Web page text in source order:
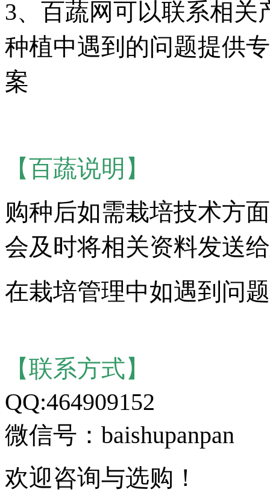
3、百蔬网可以联系相
种植中遇到的问题提供
案
【百蔬说明】
购种后如需栽培技术方
会及时将相关资料发送
在栽培管理中如遇到问
【联系方式】
QQ:464909152
微信号：baishupanpan
欢迎咨询与选购！